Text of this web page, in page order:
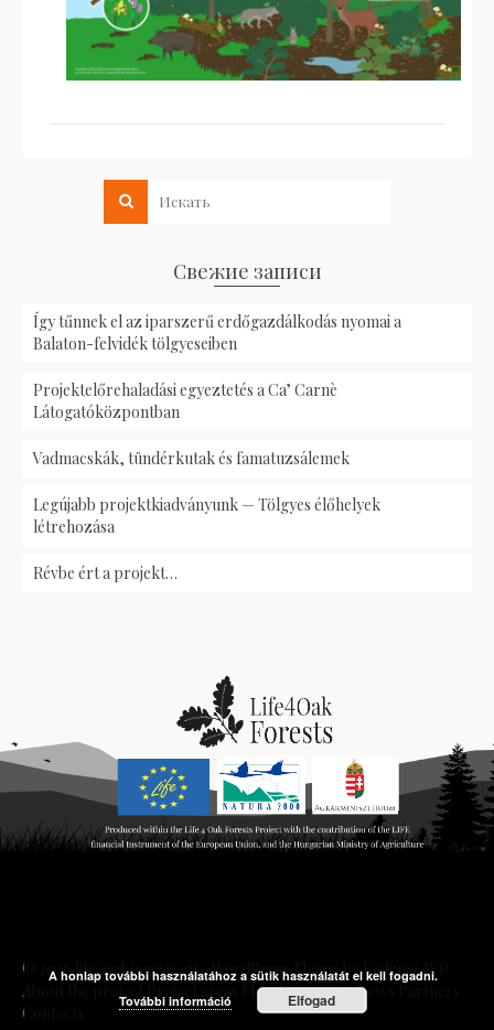
Свежие записи
Így tűnnek el az iparszerű erdőgazdálkodás nyomai a
Balaton-felvidék tölgyeseiben
Projektelőrehaladási egyeztetés a Ca’ Carnè
Látogatóközpontban
Vadmacskák, tündérkutak és famatuzsálemek
Legújabb projektkiadványunk — Tölgyes élőhelyek
létrehozása
Révbe ért a projekt…
© 2026 life4oakforests.eu - WordPress Theme byKadence WP
About the project
Flagship speciesNews
Contacts
A honlap további használatához a sütik használatát el kell fogadni.
További információ
Elfogad